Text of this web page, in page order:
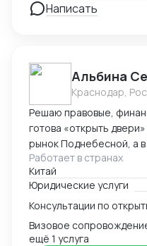
Написать
Альбина
Краснодар,
Решаю правовые,
готова «открыть
рынок Поднебесной, а
Работает в странах
Китай
Юридические услуги
Визовое
ещё 1 услуга